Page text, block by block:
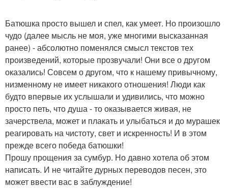
Батюшка просто вышел и спел, как умеет. Но произошло
чудо (далее мысль не моя, уже многими высказанная
ранее) - абсолютно поменялся смысл текстов тех
произведений, которые прозвучали! Они все о другом
оказались! Совсем о другом, что к нашему привычному,
низменному не имеет никакого отношения! Люди как
будто впервые их услышали и удивились, что можно
просто петь, что душа - то оказывается живая, не
зачерствела, может и плакать и улыбаться и до мурашек
реагировать на чистоту, свет и искренность! И в этом
прежде всего победа батюшки!
Прошу прощения за сумбур. Но давно хотела об этом
написать. И не читайте дурных переводов песен, это
может ввести вас в заблуждение!